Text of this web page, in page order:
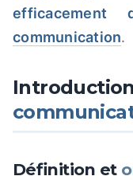
communication.
Définition et